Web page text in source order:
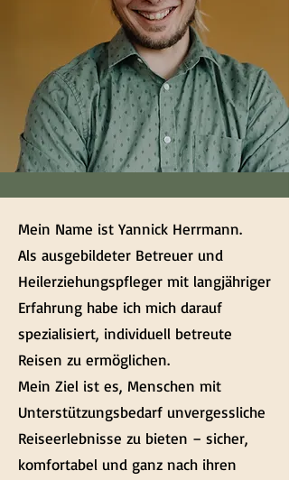
Mein Name ist Yannick Herrmann.
Als ausgebildeter Betreuer und
Heilerziehungspfleger mit langjähriger
Erfahrung habe ich mich darauf
spezialisiert, individuell betreute
Reisen zu ermöglichen.
Mein Ziel ist es, Menschen mit
Unterstützungsbedarf unvergessliche
Reiseerlebnisse zu bieten – sicher,
komfortabel und ganz nach ihren